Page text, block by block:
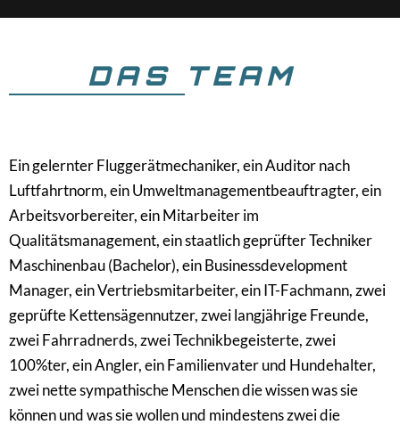
DAS TEAM
Ein gelernter Fluggerätmechaniker, ein Auditor nach
Luftfahrtnorm, ein Umweltmanagementbeauftragter, ein
Arbeitsvorbereiter, ein Mitarbeiter im
Qualitätsmanagement, ein staatlich geprüfter Techniker
Maschinenbau (Bachelor), ein Businessdevelopment
Manager, ein Vertriebsmitarbeiter, ein IT-Fachmann, zwei
geprüfte Kettensägennutzer, zwei langjährige Freunde,
zwei Fahrradnerds, zwei Technikbegeisterte, zwei
100%ter, ein Angler, ein Familienvater und Hundehalter,
zwei nette sympathische Menschen die wissen was sie
können und was sie wollen und mindestens zwei die